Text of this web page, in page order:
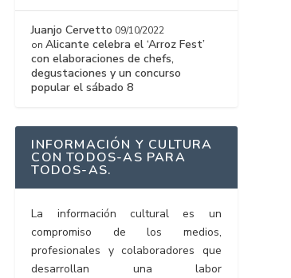
Juanjo Cervetto 09/10/2022
onAlicante celebra el ‘Arroz Fest’
con elaboraciones de chefs,
degustaciones y un concurso
popular el sábado 8
INFORMACIÓN Y CULTURA
CON TODOS-AS PARA
TODOS-AS.
La información cultural es un
compromiso de los medios,
profesionales y colaboradores que
desarrollan una labor